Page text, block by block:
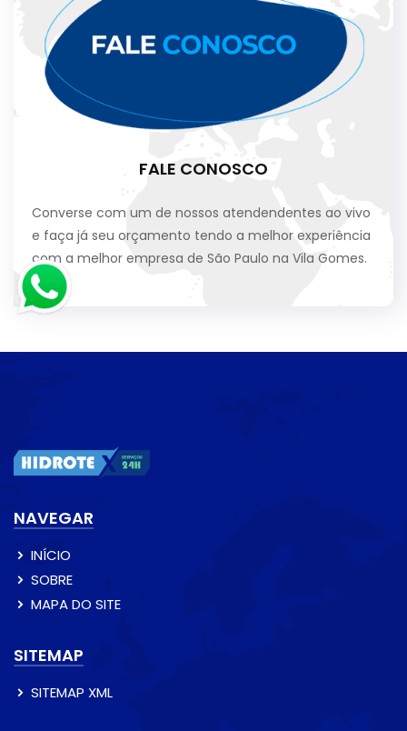
FALE CONOSCO
Converse com um de nossos atendendentes ao vivo
e faça já seu orçamento tendo a melhor experiência
com a melhor empresa de São Paulo na Vila Gomes.
NAVEGAR
INÍCIO
SOBRE
MAPA DO SITE
SITEMAP
SITEMAP XML